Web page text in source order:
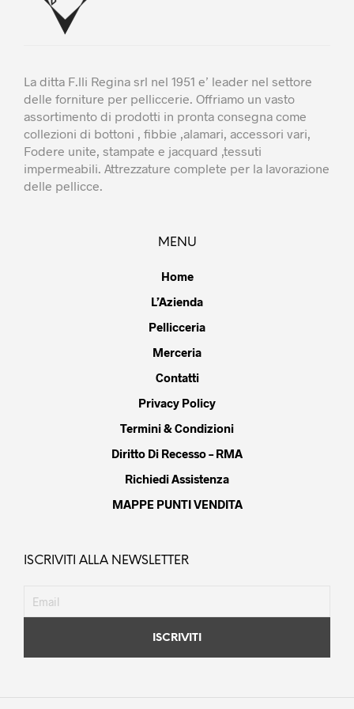
La ditta F.lli Regina srl nel 1951 e’ leader nel settore
delle forniture per pelliccerie. Offriamo un vasto
assortimento di prodotti in pronta consegna come
collezioni di bottoni , fibbie ,alamari, accessori vari,
Fodere unite, stampate e jacquard ,tessuti
impermeabili. Attrezzature complete per la lavorazione
delle pellicce.
MENU
Home
L’Azienda
Pellicceria
Merceria
Contatti
Privacy Policy
Termini & Condizioni
Diritto Di Recesso – RMA
Richiedi Assistenza
MAPPE PUNTI VENDITA
ISCRIVITI ALLA NEWSLETTER